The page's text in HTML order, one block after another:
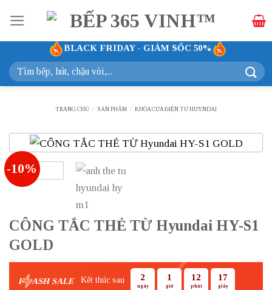
qua
nội
dung
BLACK FRIDAY - GIẢM SỐC 50%
Tìm
kiếm:
TRANG CHỦ / SẢN PHẨM / KHÓA CỬA ĐIỆN TỬ HUYNDAI
-10%
CÔNG TẮC THẺ TỪ Hyundai HY-S1
GOLD
F ASH SALE Kết thúc sau 2
ngày
1
giờ
12
phút
16
giây